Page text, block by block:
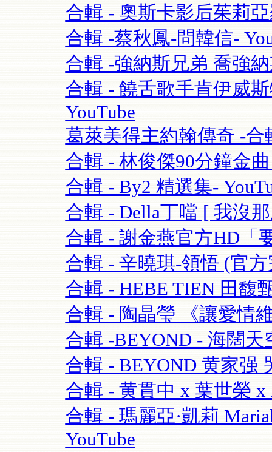
合輯 - 奧斯卡影后茱莉亞
合輯 -蔡秋鳳-問韓信-
合輯 -強納斯兄弟 喬強納
合輯 - 饒舌歌手肯伊威
YouTube
葛萊美得主約翰傳奇 -合
合輯 - 林俊傑90分鐘金
合輯 - By2 精選集-
合輯 - Della丁噹 [ 我沒
合輯 - 謝金燕官方HD「
合輯 - 辛曉琪-領悟 (官
合輯 - HEBE TIEN 田馥
合輯 - 陶晶瑩 《讓愛情
合輯 -BEYOND - 海闊天
合輯 - BEYOND 黄家强
合輯 - 黄貫中 x 葉世榮 x
合輯 - 瑪麗亞·凱莉
YouTube